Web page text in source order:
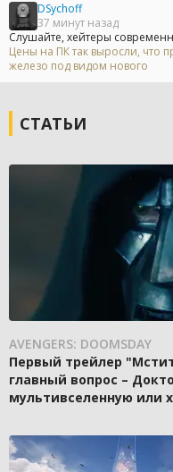
DSychoff
37 минут назад
Слушайте, хейтеры
Цены на ПК так выросли, что
железо под видом нового
СТАТЬИ
AVENGERS: DOOMSDAY
Первый трейлер
главный вопрос –
мультивселенную или